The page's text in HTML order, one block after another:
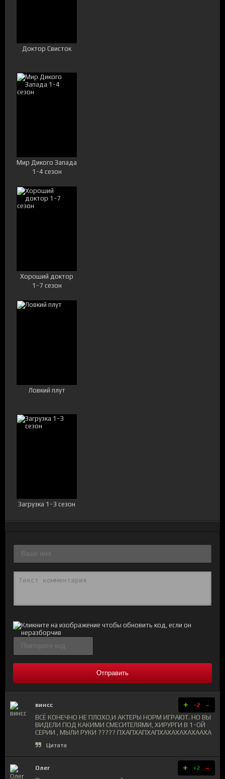
Доктор Свисток
Мир Дикого Запада
1-4 сезон
Хороший доктор
1-7 сезон
Ловкий плут
Загрузка 1-3 сезон
Отправить
винсс + -2 -
ВСЁ КОНЕЧНО НЕ ПЛОХО,И АКТЕРЫ НОРМ ИГРАЮТ. НО ВЫ
ВИДЕЛИ ПОД КАКИМИ СМЕСИТЕЛЯМИ, ХИРУРГИ В 1-ОЙ
СЕРИИ , МЫЛИ РУКИ ????? ПХАПХАПХАПХАХАХАХАХААХА
Цитата
Олег + +2 -